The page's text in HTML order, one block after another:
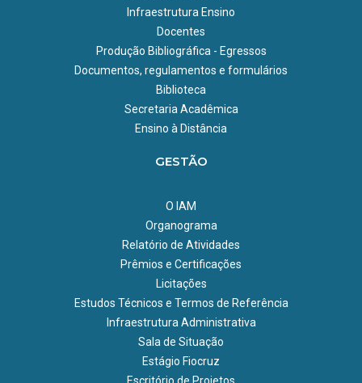
Infraestrutura Ensino
Docentes
Produção Bibliográfica - Egressos
Documentos, regulamentos e formulários
Biblioteca
Secretaria Acadêmica
Ensino à Distância
GESTÃO
O IAM
Organograma
Relatório de Atividades
Prêmios e Certificações
Licitações
Estudos Técnicos e Termos de Referência
Infraestrutura Administrativa
Sala de Situação
Estágio Fiocruz
Escritório de Projetos